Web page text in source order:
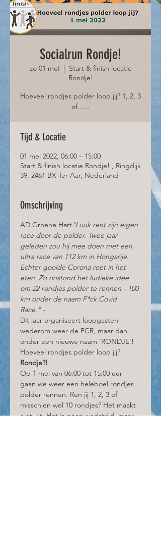
Socialrun Rondje!
zo 01 mei
  |
Start & finish locatie
Rondje!
Hoeveel rondjes polder loop jij? 1, 2, 3
of......
Tijd & Locatie
01 mei 2022, 06:00 – 15:00
Start & finish locatie Rondje! , Ringdijk
39, 2461 BX Ter Aar, Nederland
Omschrijving
AD Groene Hart "Luuk rent zijn eigen
race door de polder. Twee jaar
geleden zou hij mee doen met een
ultra race van 112 km in Hongarije.
Echter gooide Corona roet in het
eten. Zo onstond het ludieke idee
om 22 rondjes polder te rennen - 100
km onder de naam F*ck Covid
Race." -
Dit jaar organiseert loopgasten
wederom weer de FCR, maar dan
onder een nieuwe naam 'RONDJE'!
Hoeveel rondjes polder loop jij?
Rondje?!
Op 1 mei van 06:00 tot 15:00 uur
gaan we weer een heleboel rondjes
polder rennen. Ren jij 1, 2, 3 of
misschien wel 10 rondjes? Het maakt
niet uit. Het is geen wedstrijd, maar